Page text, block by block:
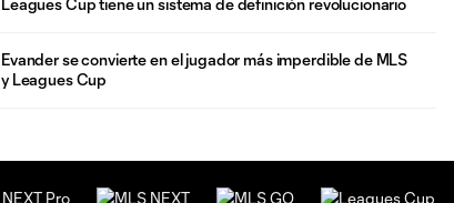
Leagues Cup tiene un sistema de definición revolucionario
Evander se convierte en el jugador más imperdible de MLS
y Leagues Cup